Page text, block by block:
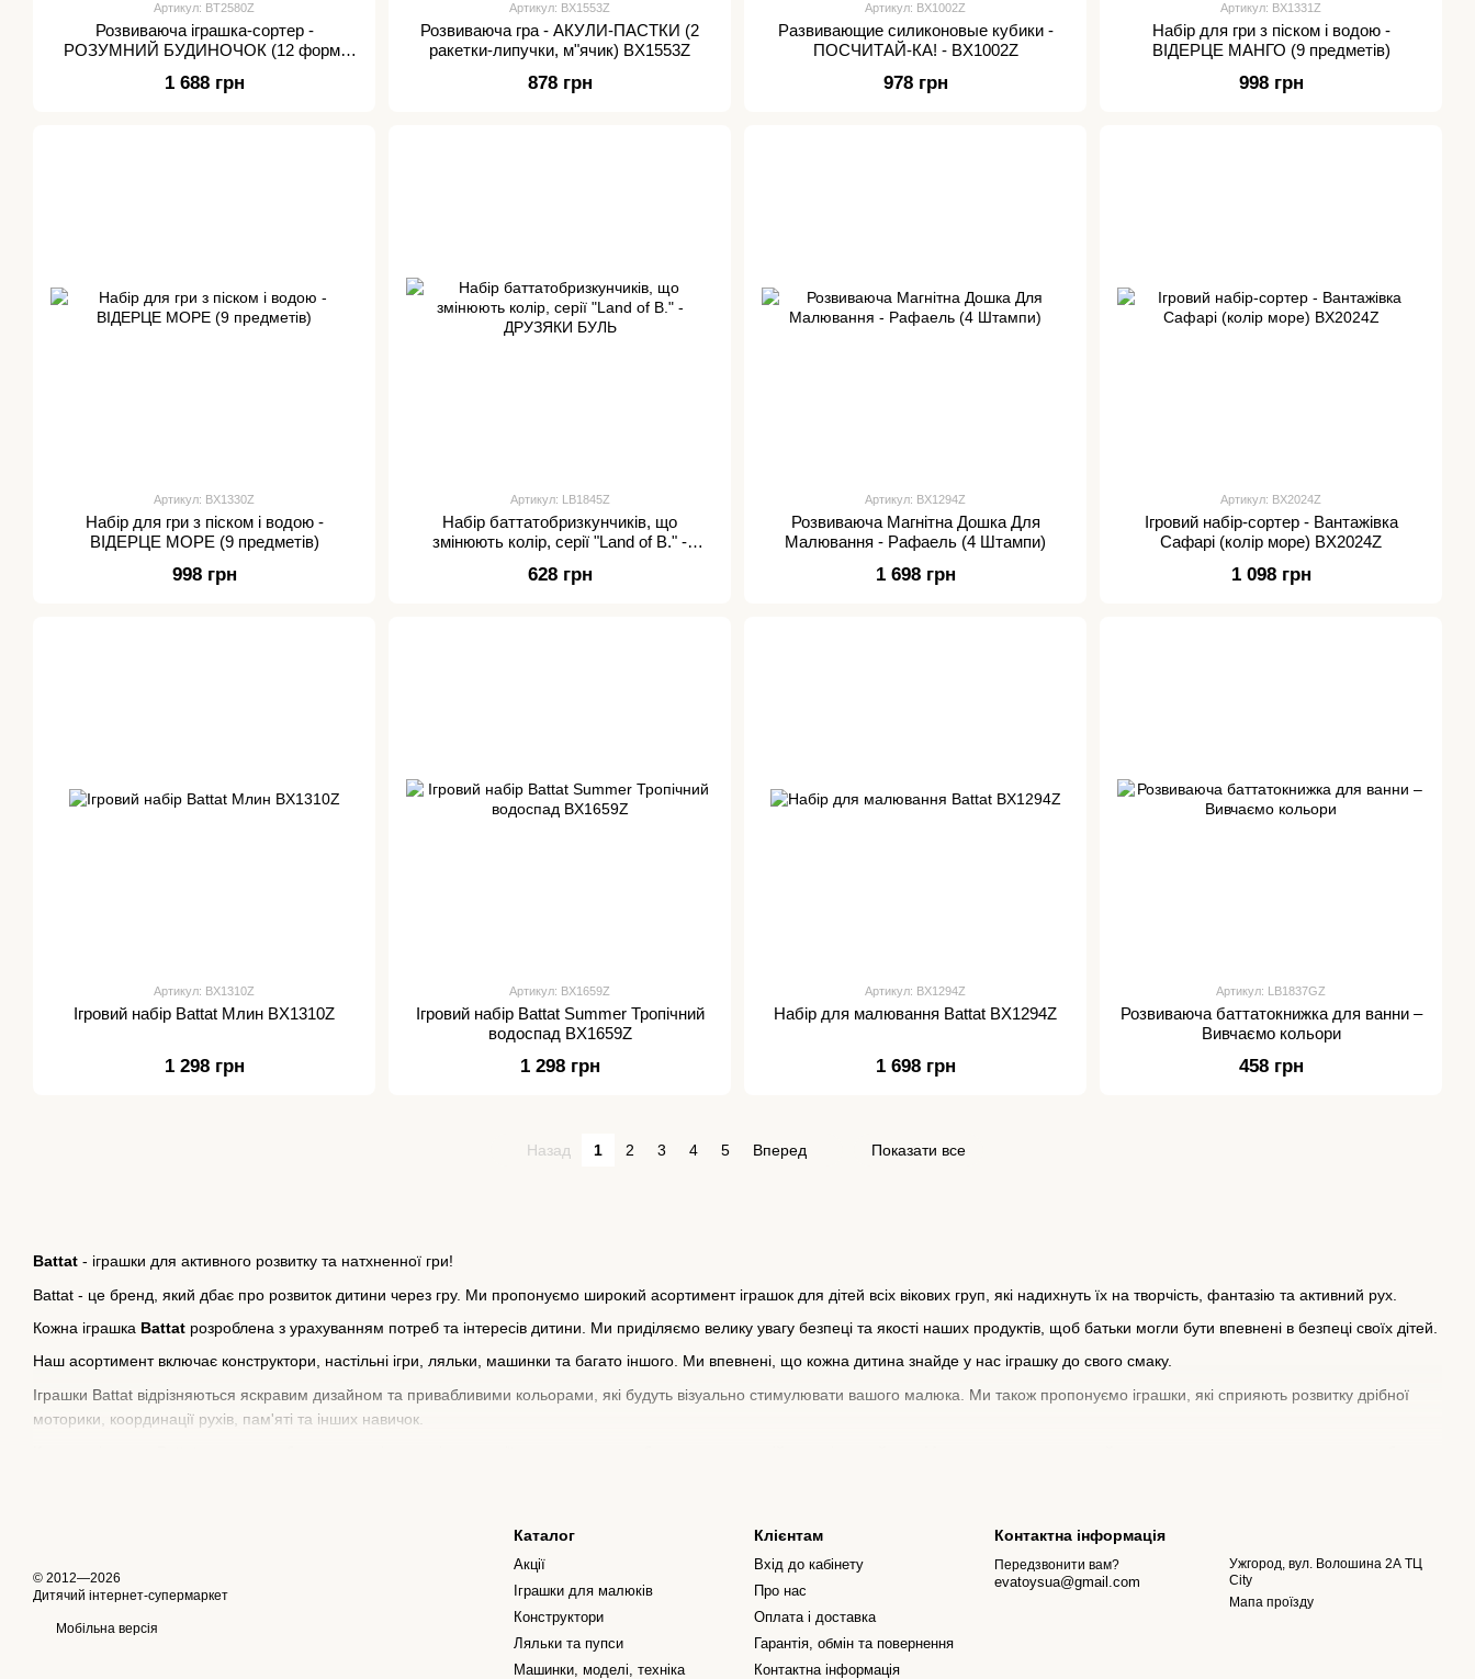
Battat - іграшки для активного розвитку та натхненної гри!
Battat - це бренд, який дбає про розвиток дитини через гру. Ми пропонуємо широкий асортимент іграшок для дітей всіх вікових груп, які надихнуть їх на творчість, фантазію та активний рух.
Кожна іграшка Battat розроблена з урахуванням потреб та інтересів дитини. Ми приділяємо велику увагу безпеці та якості наших продуктів, щоб батьки могли бути впевнені в безпеці своїх дітей.
Наш асортимент включає конструктори, настільні ігри, ляльки, машинки та багато іншого. Ми впевнені, що кожна дитина знайде у нас іграшку до свого смаку.
Іграшки Battat відрізняються яскравим дизайном та привабливими кольорами, які будуть візуально стимулювати вашого малюка. Ми також пропонуємо іграшки, які сприяють розвитку дрібної
моторики, координації рухів, пам'яті та інших навичок.
Артикул: BT2580Z
Розвиваюча іграшка-сортер -
РОЗУМНИЙ БУДИНОЧОК (12 форм)
1 688 грн
Артикул: BX1553Z
Розвиваюча гра - АКУЛИ-ПАСТКИ (2
ракетки-липучки, м"ячик) BX1553Z
878 грн
Артикул: BX1002Z
Развивающие силиконовые кубики -
ПОСЧИТАЙ-КА! - BX1002Z
978 грн
Артикул: BX1331Z
Набір для гри з піском і водою -
ВІДЕРЦЕ МАНГО (9 предметів)
998 грн
Артикул: BX1330Z
Набір для гри з піском і водою -
ВІДЕРЦЕ МОРЕ (9 предметів)
998 грн
Артикул: LB1845Z
Набір баттатобризкунчиків, що
змінюють колір, серії "Land of B." -
628 грн
Артикул: BX1294Z
Розвиваюча Магнітна Дошка Для
Малювання - Рафаель (4 Штампи)
1 698 грн
Артикул: BX2024Z
Ігровий набір-сортер - Вантажівка
Сафарі (колір море) BX2024Z
1 098 грн
Артикул: BX1310Z
Ігровий набір Battat Млин BX1310Z
1 298 грн
Артикул: BX1659Z
Ігровий набір Battat Summer Тропічний
водоспад BX1659Z
1 298 грн
Артикул: BX1294Z
Набір для малювання Battat BX1294Z
1 698 грн
Артикул: LB1837GZ
Розвиваюча баттатокнижка для ванни –
Вивчаємо кольори
458 грн
Назад 1 2 3 4 5 Вперед Показати все
© 2012—2026
Дитячий інтернет-супермаркет
Мобільна версія
Каталог
Акції
Іграшки для малюків
Конструктори
Ляльки та пупси
Машинки, моделі, техніка
Клієнтам
Вхід до кабінету
Про нас
Оплата і доставка
Гарантія, обмін та повернення
Контактна інформація
Контактна інформація
Передзвонити вам?
evatoysua@gmail.com
Ужгород, вул. Волошина 2А ТЦ
City
Мапа проїзду